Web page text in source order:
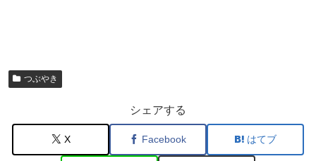
つぶやき
シェアする
X Facebook はてブ